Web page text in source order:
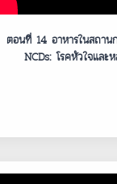
ตอนที่ 14 อาหารในสถา
NCDs: โรคหัวใจและ